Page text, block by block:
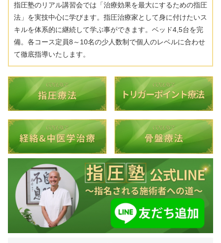
指圧塾のリアル講習会では「治療効果を最大にするための指圧
法」を実技中心に学びます。指圧治療家として身に付けたいス
キルを体系的に継続して学ぶ事ができます。ベッド4,5台を完
備。各コース定員8～10名の少人数制で個人のレベルに合わせ
て徹底指導いたします。